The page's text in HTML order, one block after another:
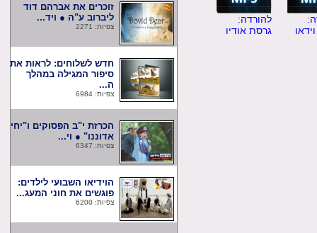
להורדה:
גרסת אודיו
זוכרים את אברהם דוד
ליברוב ע"ה ● ויד...
צפיות: 2271
חדש לשלוחים: לראות את
סיפור המגילה במהלך
צפיות: 6984
הכרזת י"ב הפסוקים ו"יחי
אדוננו" ● וי...
צפיות: 6347
הוידיאו השבועי לילדים:
פוגשים את חוני המעג...
צפיות: 6200